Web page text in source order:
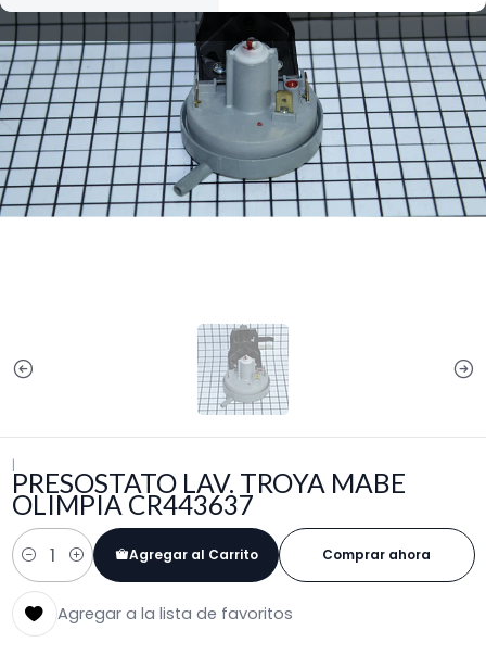
|
PRESOSTATO LAV. TROYA MABE
OLIMPIA CR443637
Cantidad
Agregar al Carrito Comprar ahora
Agregar a la lista de favoritos